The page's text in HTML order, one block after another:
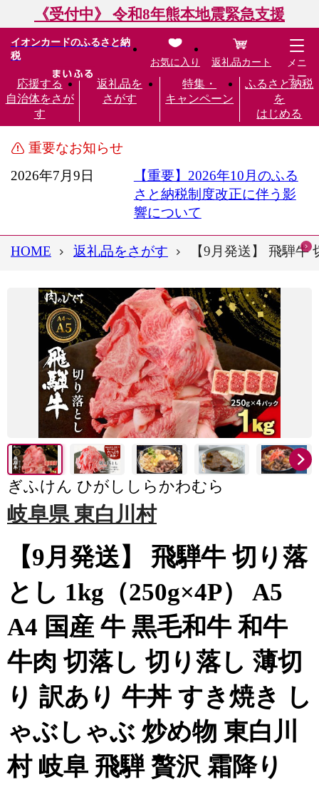
《受付中》 令和8年熊本地震緊急支援
イオンカードのふるさと納
税
応援する
自治体をさが
す
返礼品を
さがす
特集・
キャンペーン
ふるさと納税
を
はじめる
お気に入り 返礼品カート
メニ
ュー
重要なお知らせ
2026年7月9日
【重要】2026年10月のふる
さと納税制度改正に伴う影
響について
HOME 返礼品をさがす 【9月発送】 飛騨
ぎふけん ひがししらかわむら
岐阜県 東白川村
【9月発送】 飛騨牛 切り落
とし 1kg（250g×4P） A5
A4 国産 牛 黒毛和牛 和牛
牛肉 切落し 切り落し 薄切
り 訳あり 牛丼 すき焼き し
ゃぶしゃぶ 炒め物 東白川
村 岐阜 飛騨 贅沢 霜降り